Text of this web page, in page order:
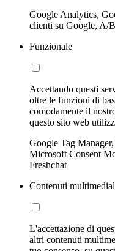
Google Analytics,
clienti su Google, A/
Funzionale
Accettando questi
oltre le funzioni di
comodamente il
questo sito web
Google Tag
Microsoft Consent
Freshchat
Contenuti
L'accettazione di
altri contenuti